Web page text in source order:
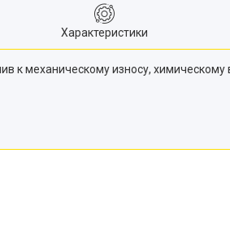
Характеристики
к механическому износу,